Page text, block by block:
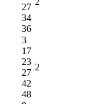
27
34
36
3
17
23
27
42
48
2